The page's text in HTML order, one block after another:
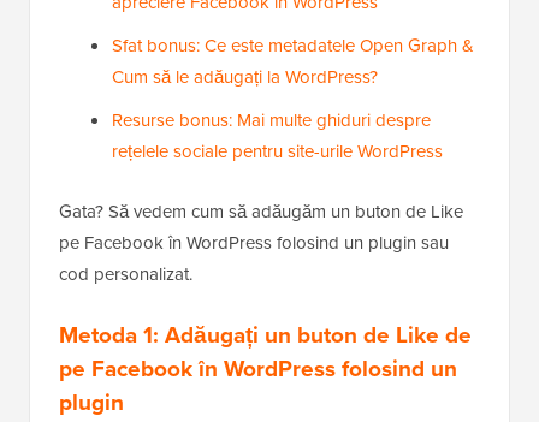
Sfat bonus: Ce este metadatele Open Graph &
Cum să le adăugați la WordPress?
Resurse bonus: Mai multe ghiduri despre
rețelele sociale pentru site-urile WordPress
Gata? Să vedem cum să adăugăm un buton de Like
pe Facebook în WordPress folosind un plugin sau
cod personalizat.
Metoda 1: Adăugați un buton de Like de
pe Facebook în WordPress folosind un
plugin